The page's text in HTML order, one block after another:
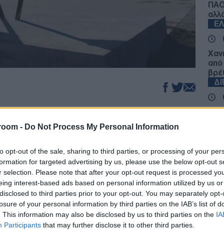
- Do Not Process My Personal Information
opt-out of the sale, sharing to third parties, or processing of your
for targeted advertising by us, please use the below opt-out
selection. Please note that after your opt-out request is processed
interest-based ads based on personal information utilized by us
to third parties prior to your opt-out. You may separately
of your personal information by third parties on the IAB’s list of
This information may also be disclosed by us to third parties on the
Participants that may further disclose it to other third parties.
οι εν εξελίξει ισραηλολιβανικές
στη σύνταξη ενός κοινού
ένα «σχέδιο δράσης» για την
σήμερα ο Αμερικανός υπουργός
Υποθέσεων της Βουλής των
διπλωματίας υπογράμμισε ότι
σταθερότητας για τη χώρα, η οποία θα
και την επιζήμια επιρροή της.
από
Οι
το